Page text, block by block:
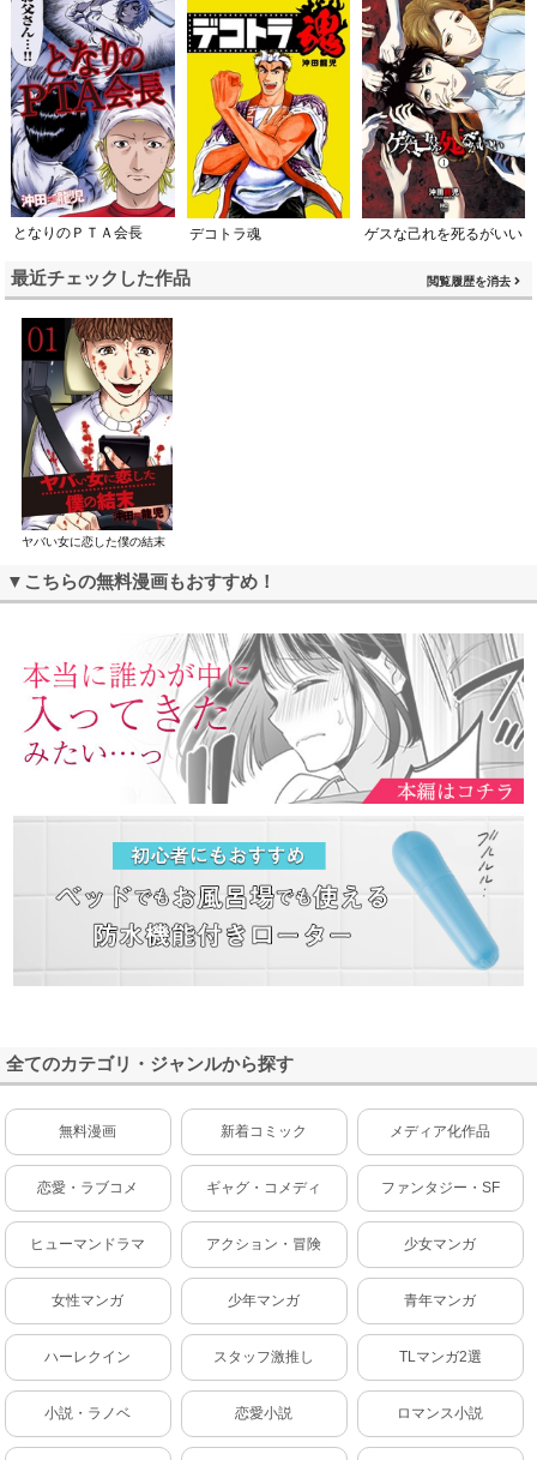
となりのＰＴＡ会長 デコトラ魂 ゲスな己れを死るがいい
最近チェックした作品 閲覧履歴を消去
ヤバい女に恋した僕の結末
▼こちらの無料漫画もおすすめ！
全てのカテゴリ・ジャンルから探す
無料漫画 新着コミック メディア化作品
恋愛・ラブコメ ギャグ・コメディ ファンタジー・SF
ヒューマンドラマ アクション・冒険 少女マンガ
女性マンガ 少年マンガ 青年マンガ
ハーレクイン スタッフ激推し TLマンガ2選
小説・ラノベ 恋愛小説 ロマンス小説